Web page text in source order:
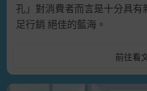
孔」對消費者而言是十分具
足行銷 絕佳的藍海。
前往看